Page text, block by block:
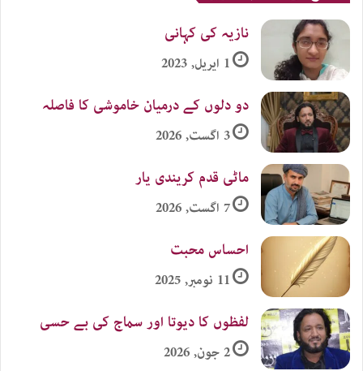
نازیہ کی کہانی
1 اپریل, 2023
دو دلوں کے درمیان خاموشی کا فاصلہ
3 اگست, 2026
ماٹی قدم کریندی یار
7 اگست, 2026
احساس محبت
11 نومبر, 2025
لفظوں کا دیوتا اور سماج کی بے حسی
2 جون, 2026